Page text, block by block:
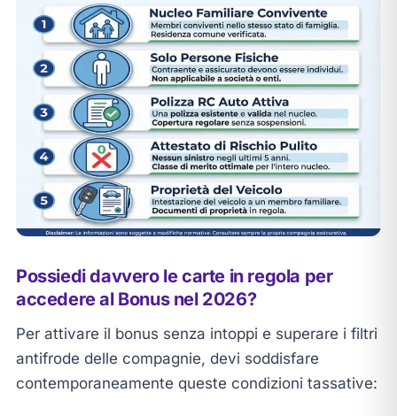
Possiedi davvero le carte in regola per
accedere al Bonus nel 2026?
Per attivare il bonus senza intoppi e superare i filtri
antifrode delle compagnie, devi soddisfare
contemporaneamente queste condizioni tassative: